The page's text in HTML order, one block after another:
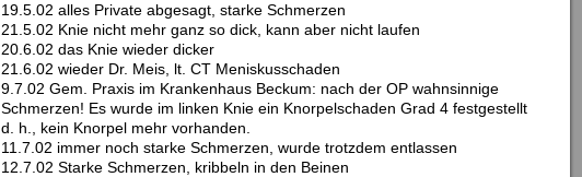
19.5.02 alles Private abgesagt, starke Schmerzen
21.5.02 Knie nicht mehr ganz so dick, kann aber nicht laufen
20.6.02 das Knie wieder dicker
21.6.02 wieder Dr. Meis, lt. CT Meniskusschaden
9.7.02 Gem. Praxis im Krankenhaus Beckum: nach der OP wahnsinnige
Schmerzen! Es wurde im linken Knie ein Knorpelschaden Grad 4 festgestellt
d. h., kein Knorpel mehr vorhanden.
11.7.02 immer noch starke Schmerzen, wurde trotzdem entlassen
12.7.02 Starke Schmerzen, kribbeln in den Beinen